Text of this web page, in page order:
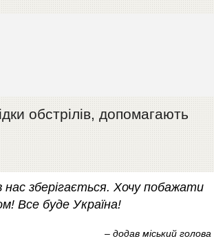
обстрілів, допомагають
нас зберігається. Хочу побажати
Все буде Україна!
– додав міський голова